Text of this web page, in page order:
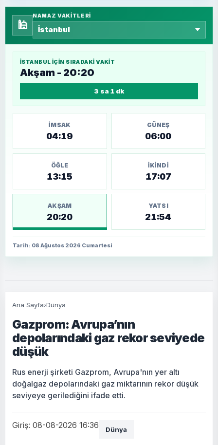
🕌
NAMAZ VAKITLERI
İSTANBUL IÇIN SIRADAKI VAKIT
Akşam - 20:20
3 sa 1 dk
İMSAK
04:19
GÜNEŞ
06:00
ÖĞLE
13:15
İKINDI
17:07
AKŞAM
20:20
YATSI
21:54
Tarih: 08 Ağustos 2026 Cumartesi
Ana Sayfa›Dünya
Gazprom: Avrupa’nın
depolarındaki gaz rekor seviyede
düşük
Rus enerji şirketi Gazprom, Avrupa'nın yer altı
doğalgaz depolarındaki gaz miktarının rekor düşük
seviyeye gerilediğini ifade etti.
Giriş: 08-08-2026 16:36 Dünya